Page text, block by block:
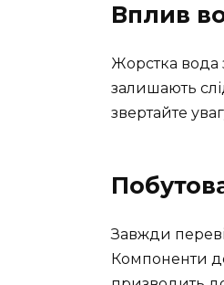
Вплив
Жорстка вода
залишають
звертайте
Завжди
Компоненти